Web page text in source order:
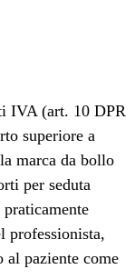
IVA (art. 10 DPR
superiore a
marca da bollo
per seduta
professionista,
al paziente come